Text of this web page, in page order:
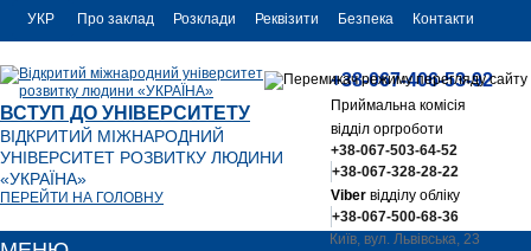
УКР
ENG
Про заклад Розклади Реквізити Безпека Контакти
ВСТУП ДО УНІВЕРСИТЕТУ
ВІДКРИТИЙ МІЖНАРОДНИЙ
УНІВЕРСИТЕТ РОЗВИТКУ ЛЮДИНИ
«УКРАЇНА»
ПЕРЕЙТИ НА ГОЛОВНУ
+38-067-406-53-92
Приймальна комісія
відділ оргроботи
+38-067-503-64-52
+38-067-328-28-22
Viberвідділу обліку
+38-067-500-68-36
Київ, вул. Львівська, 23